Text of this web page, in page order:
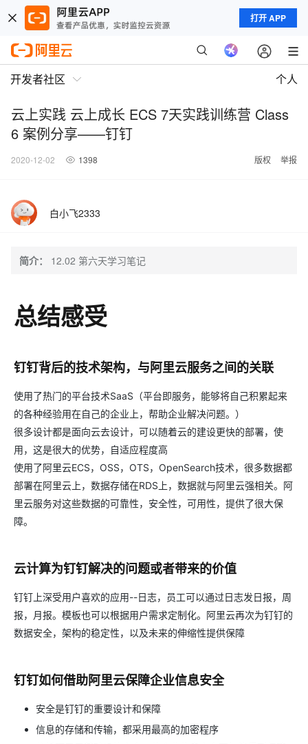
打开 APP
开发者社区 个人
云上实践 云上成长 ECS 7天实践训练营 Class
6 案例分享——钉钉
2020-12-02 1398 版权 举报
白小飞2333
简介： 12.02 第六天学习笔记
总结感受
钉钉背后的技术架构，与阿里云服务之间的关联
使用了热门的平台技术SaaS（平台即服务，能够将自己积累起来
的各种经验用在自己的企业上，帮助企业解决问题。）
很多设计都是面向云去设计，可以随着云的建设更快的部署，使
用，这是很大的优势，自适应程度高
使用了阿里云ECS，OSS，OTS，OpenSearch技术，很多数据都
部署在阿里云上，数据存储在RDS上，数据就与阿里云强相关。阿
里云服务对这些数据的可靠性，安全性，可用性，提供了很大保
障。
云计算为钉钉解决的问题或者带来的价值
钉钉上深受用户喜欢的应用--日志，员工可以通过日志发日报，周
报，月报。模板也可以根据用户需求定制化。阿里云再次为钉钉的
数据安全，架构的稳定性，以及未来的伸缩性提供保障
钉钉如何借助阿里云保障企业信息安全
安全是钉钉的重要设计和保障
信息的存储和传输，都采用最高的加密程序